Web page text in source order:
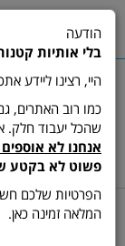
תפריט
דף בית מדפסות
הודעה
בלי אותיות
היי, רצינו ליידע
שהכל יעבוד חלק.
אנחנו לא
פשוט לא בקטע
הפרטיות שלכם
המלאה זמינה כאן.